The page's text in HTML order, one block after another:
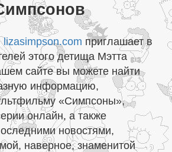
lizasimpson.com приглашает в
этого детища Мэтта
сайте вы можете найти
информацию,
«Симпсоны»,
онлайн, а также
новостями,
наверное, знаменитой